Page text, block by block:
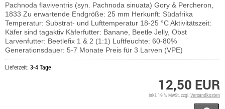
Pachnoda flaviventris (syn. Pachnoda sinuata) Gory & Percheron,
1833 Zu erwartende Endgröße: 25 mm Herkunft: Südafrika
Temperatur: Substrat- und Lufttemperatur 18-25 °C Aktivitätszeit:
Käfer sind tagaktiv Käferfutter: Banane, Beetle Jelly, Obst
Larvenfutter: Beetlefix 1 & 2 (1:1) Luftfeuchte: 60-80%
Generationsdauer: 5-7 Monate Preis für 3 Larven (VPE)
Lieferzeit: 3-4 Tage
12,50 EUR
inkl. 19 % MwSt. zzgl.Versandkosten